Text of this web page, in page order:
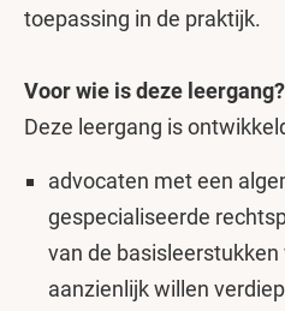
toepassing in de praktijk.
Voor wie is deze leergang?
Deze leergang is
advocaten met een
gespecialiseerde
van de
aanzienlijk willen